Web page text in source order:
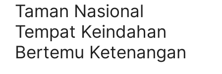
Taman Nasional
Tempat Keindahan
Bertemu Ketenangan